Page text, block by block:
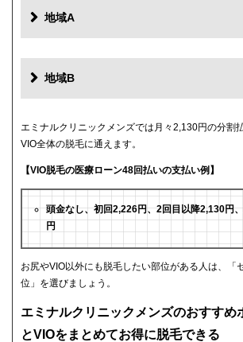
地域A
地域B
エミナルクリニックメンズでは月々2,130円の分割
VIO全体の脱毛に通えます。
【VIO脱毛の医療ローン48回払いの支払い例】
頭金なし、初回2,226円、2回目以降2,130円
円
お尻やVIO以外にも脱毛したい部位がある人は、「
位」を選びましょう。
エミナルクリニックメンズのおすすめ
とVIOをまとめてお得に脱毛できる